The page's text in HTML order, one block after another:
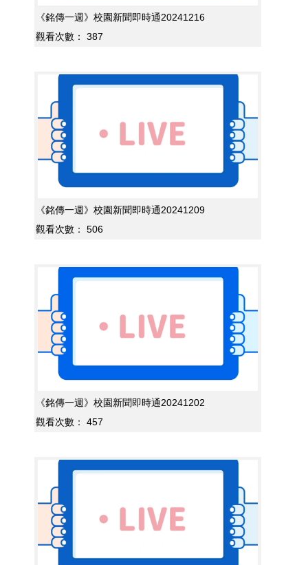
《銘傳一週》校園新聞即時通20241216
觀看次數：
387
《銘傳一週》校園新聞即時通20241209
觀看次數：
506
《銘傳一週》校園新聞即時通20241202
觀看次數：
457